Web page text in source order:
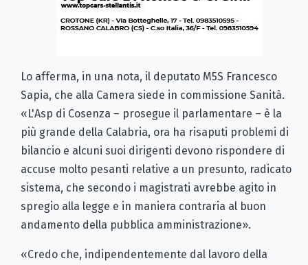
Lo afferma, in una nota, il deputato M5S Francesco
Sapia, che alla Camera siede in commissione Sanità.
«L'Asp di Cosenza – prosegue il parlamentare – è la
più grande della Calabria, ora ha risaputi problemi di
bilancio e alcuni suoi dirigenti devono rispondere di
accuse molto pesanti relative a un presunto, radicato
sistema, che secondo i magistrati avrebbe agito in
spregio alla legge e in maniera contraria al buon
andamento della pubblica amministrazione».
«Credo che, indipendentemente dal lavoro della